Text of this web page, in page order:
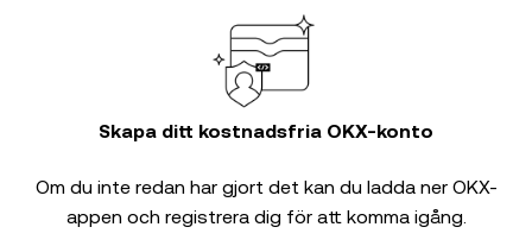
Skapa ditt kostnadsfria OKX-konto
Om du inte redan har gjort det kan du ladda ner OKX-
appen och registrera dig för att komma igång.